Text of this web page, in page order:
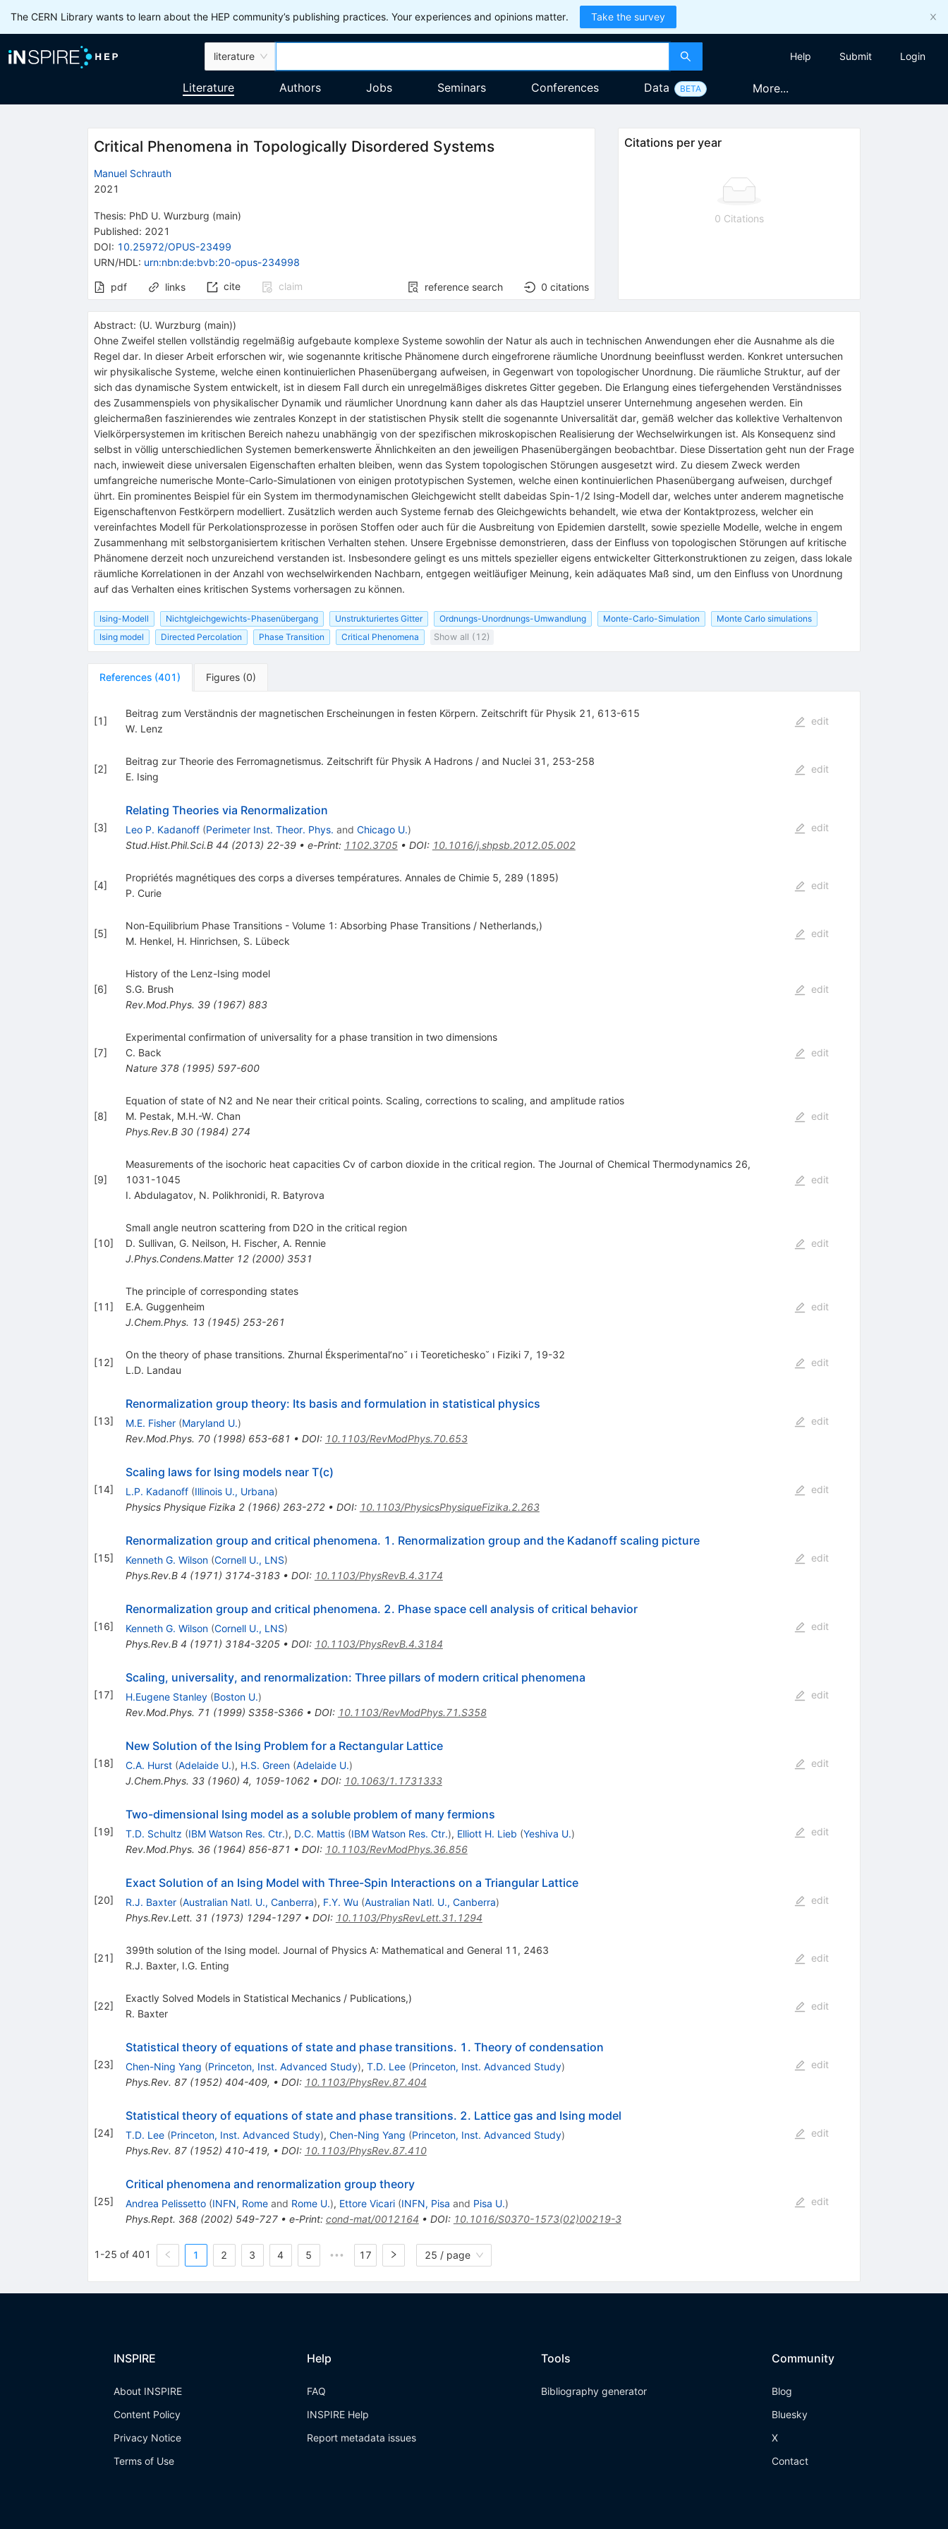
The CERN Library wants to learn about the HEP community’s publishing practices. Your experiences and opinions matter. Take the survey
literature Help Submit Login
Literature Authors Jobs Seminars Conferences Data BETA More...
Critical Phenomena in Topologically Disordered Systems
Manuel Schrauth
2021
Thesis: PhD U. Wurzburg (main)
Published: 2021
DOI: 10.25972/OPUS-23499
URN/HDL : urn:nbn:de:bvb:20-opus-234998
pdf links cite claim reference search 0 citations
Citations per year
0 Citations
Abstract: (U. Wurzburg (main))
Ohne Zweifel stellen vollständig regelmäßig aufgebaute komplexe Systeme sowohlin der Natur als auch in technischen Anwendungen eher die Ausnahme als die
Regel dar. In dieser Arbeit erforschen wir, wie sogenannte kritische Phänomene durch eingefrorene räumliche Unordnung beeinflusst werden. Konkret untersuchen
wir physikalische Systeme, welche einen kontinuierlichen Phasenübergang aufweisen, in Gegenwart von topologischer Unordnung. Die räumliche Struktur, auf der
sich das dynamische System entwickelt, ist in diesem Fall durch ein unregelmäßiges diskretes Gitter gegeben. Die Erlangung eines tiefergehenden Verständnisses
des Zusammenspiels von physikalischer Dynamik und räumlicher Unordnung kann daher als das Hauptziel unserer Unternehmung angesehen werden. Ein
gleichermaßen faszinierendes wie zentrales Konzept in der statistischen Physik stellt die sogenannte Universalität dar, gemäß welcher das kollektive Verhaltenvon
Vielkörpersystemen im kritischen Bereich nahezu unabhängig von der spezifischen mikroskopischen Realisierung der Wechselwirkungen ist. Als Konsequenz sind
selbst in völlig unterschiedlichen Systemen bemerkenswerte Ähnlichkeiten an den jeweiligen Phasenübergängen beobachtbar. Diese Dissertation geht nun der Frage
nach, inwieweit diese universalen Eigenschaften erhalten bleiben, wenn das System topologischen Störungen ausgesetzt wird. Zu diesem Zweck werden
umfangreiche numerische Monte-Carlo-Simulationen von einigen prototypischen Systemen, welche einen kontinuierlichen Phasenübergang aufweisen, durchgef
ührt. Ein prominentes Beispiel für ein System im thermodynamischen Gleichgewicht stellt dabeidas Spin-1/2 Ising-Modell dar, welches unter anderem magnetische
Eigenschaftenvon Festkörpern modelliert. Zusätzlich werden auch Systeme fernab des Gleichgewichts behandelt, wie etwa der Kontaktprozess, welcher ein
vereinfachtes Modell für Perkolationsprozesse in porösen Stoffen oder auch für die Ausbreitung von Epidemien darstellt, sowie spezielle Modelle, welche in engem
Zusammenhang mit selbstorganisiertem kritischen Verhalten stehen. Unsere Ergebnisse demonstrieren, dass der Einfluss von topologischen Störungen auf kritische
Phänomene derzeit noch unzureichend verstanden ist. Insbesondere gelingt es uns mittels spezieller eigens entwickelter Gitterkonstruktionen zu zeigen, dass lokale
räumliche Korrelationen in der Anzahl von wechselwirkenden Nachbarn, entgegen weitläufiger Meinung, kein adäquates Maß sind, um den Einfluss von Unordnung
auf das Verhalten eines kritischen Systems vorhersagen zu können.
Ising-Modell Nichtgleichgewichts-Phasenübergang Unstrukturiertes Gitter Ordnungs-Unordnungs-Umwandlung Monte-Carlo-Simulation
Monte Carlo simulations
Ising model
Directed Percolation Phase Transition Critical Phenomena Show all (12)
References (401) Figures (0)
[1]
Beitrag zum Verständnis der magnetischen Erscheinungen in festen Körpern. Zeitschrift für Physik 21, 613-615
W. Lenz
edit
[2]
Beitrag zur Theorie des Ferromagnetismus. Zeitschrift für Physik A Hadrons / and Nuclei 31, 253-258
E. Ising
edit
[3]
Relating Theories via Renormalization
Leo P. Kadanoff (Perimeter Inst. Theor. Phys. and Chicago U.)
Stud.Hist.Phil.Sci.B 44 (2013) 22-39• e-Print: 1102.3705• DOI: 10.1016/j.shpsb.2012.05.002
edit
[4]
Propriétés magnétiques des corps a diverses températures. Annales de Chimie 5, 289 (1895)
P. Curie
edit
[5]
Non-Equilibrium Phase Transitions - Volume 1: Absorbing Phase Transitions / Netherlands,)
M. Henkel, H. Hinrichsen, S. Lübeck
edit
[6]
History of the Lenz-Ising model
S.G. Brush
Rev.Mod.Phys. 39(1967) 883
edit
[7]
Experimental confirmation of universality for a phase transition in two dimensions
C. Back
Nature 378(1995) 597-600
edit
[8]
Equation of state of N2 and Ne near their critical points. Scaling, corrections to scaling, and amplitude ratios
M. Pestak, M.H.-W. Chan
Phys.Rev.B 30(1984) 274
edit
[9]
Measurements of the isochoric heat capacities Cv of carbon dioxide in the critical region. The Journal of Chemical Thermodynamics 26,
1031-1045
I. Abdulagatov, N. Polikhronidi, R. Batyrova
edit
[10]
Small angle neutron scattering from D2O in the critical region
D. Sullivan, G. Neilson, H. Fischer, A. Rennie
J.Phys.Condens.Matter 12(2000) 3531
edit
[11]
The principle of corresponding states
E.A. Guggenheim
J.Chem.Phys. 13(1945) 253-261
edit
[12]
On the theory of phase transitions. Zhurnal Éksperimental’no˘ ı i Teoretichesko˘ ı Fiziki 7, 19-32
L.D. Landau
edit
[13]
Renormalization group theory: Its basis and formulation in statistical physics
M.E. Fisher (Maryland U.)
Rev.Mod.Phys. 70(1998) 653-681 • DOI: 10.1103/RevModPhys.70.653
edit
[14]
Scaling laws for Ising models near T(c)
L.P. Kadanoff (Illinois U., Urbana)
Physics Physique Fizika 2(1966) 263-272• DOI: 10.1103/PhysicsPhysiqueFizika.2.263
edit
[15]
Renormalization group and critical phenomena. 1. Renormalization group and the Kadanoff scaling picture
Kenneth G. Wilson (Cornell U., LNS)
Phys.Rev.B 4 (1971) 3174-3183• DOI: 10.1103/PhysRevB.4.3174
edit
[16]
Renormalization group and critical phenomena. 2. Phase space cell analysis of critical behavior
Kenneth G. Wilson (Cornell U., LNS)
Phys.Rev.B 4 (1971) 3184-3205• DOI: 10.1103/PhysRevB.4.3184
edit
[17]
Scaling, universality, and renormalization: Three pillars of modern critical phenomena
H.Eugene Stanley (Boston U.)
Rev.Mod.Phys. 71 (1999) S358-S366• DOI: 10.1103/RevModPhys.71.S358
edit
[18]
New Solution of the Ising Problem for a Rectangular Lattice
C.A. Hurst (Adelaide U.), H.S. Green (Adelaide U.)
J.Chem.Phys. 33(1960) 4, 1059-1062• DOI: 10.1063/1.1731333
edit
[19]
Two-dimensional Ising model as a soluble problem of many fermions
T.D. Schultz (IBM Watson Res. Ctr.), D.C. Mattis (IBM Watson Res. Ctr.), Elliott H. Lieb (Yeshiva U.)
Rev.Mod.Phys. 36(1964) 856-871 • DOI: 10.1103/RevModPhys.36.856
edit
[20]
Exact Solution of an Ising Model with Three-Spin Interactions on a Triangular Lattice
R.J. Baxter (Australian Natl. U., Canberra), F.Y. Wu (Australian Natl. U., Canberra)
Phys.Rev.Lett. 31 (1973) 1294-1297• DOI: 10.1103/PhysRevLett.31.1294
edit
[21]
399th solution of the Ising model. Journal of Physics A: Mathematical and General 11, 2463
R.J. Baxter, I.G. Enting
edit
[22]
Exactly Solved Models in Statistical Mechanics / Publications,)
R. Baxter
edit
[23]
Statistical theory of equations of state and phase transitions. 1. Theory of condensation
Chen-Ning Yang (Princeton, Inst. Advanced Study), T.D. Lee (Princeton, Inst. Advanced Study)
Phys.Rev. 87(1952) 404-409, • DOI: 10.1103/PhysRev.87.404
edit
[24]
Statistical theory of equations of state and phase transitions. 2. Lattice gas and Ising model
T.D. Lee (Princeton, Inst. Advanced Study), Chen-Ning Yang (Princeton, Inst. Advanced Study)
Phys.Rev. 87(1952) 410-419, • DOI: 10.1103/PhysRev.87.410
edit
[25]
Critical phenomena and renormalization group theory
Andrea Pelissetto (INFN, Romeand Rome U.), Ettore Vicari (INFN, Pisa and Pisa U.)
Phys.Rept. 368(2002) 549-727• e-Print: cond-mat/0012164 • DOI: 10.1016/S0370-1573(02)00219-3
edit
1-25 of 401 1 2 3 4 5 ••• 17 25 / page
INSPIRE
About INSPIRE
Content Policy
Privacy Notice
Terms of Use
Help
FAQ
INSPIRE Help
Report metadata issues
Tools
Bibliography generator
Community
Blog
Bluesky
X
Contact